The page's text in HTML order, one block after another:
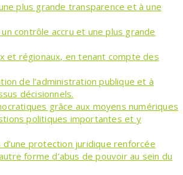
plus grande transparence et à une
contrôle accru et une plus grande
et régionaux, en tenant compte des
de l’administration publique et à
décisionnels.
grâce aux moyens numériques
politiques importantes et y
protection juridique renforcée
forme d’abus de pouvoir au sein du